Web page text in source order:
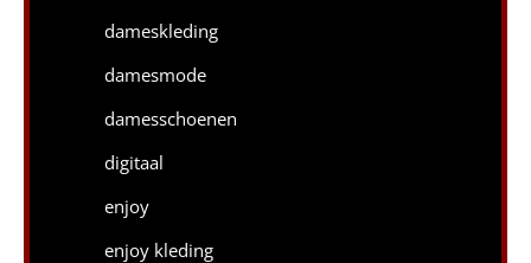
dameskleding
damesmode
damesschoenen
digitaal
enjoy
enjoy kleding